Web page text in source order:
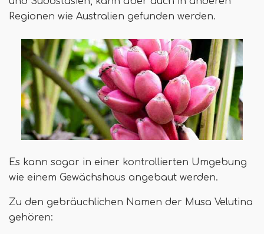
Regionen wie Australien gefunden werden.
Es kann sogar in einer kontrollierten Umgebung
wie einem Gewächshaus angebaut werden.
Zu den gebräuchlichen Namen der Musa Velutina
gehören: